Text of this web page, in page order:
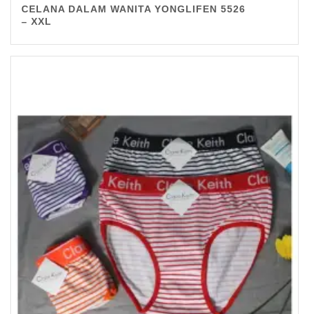
CELANA DALAM WANITA YONGLIFEN 5526
– XXL